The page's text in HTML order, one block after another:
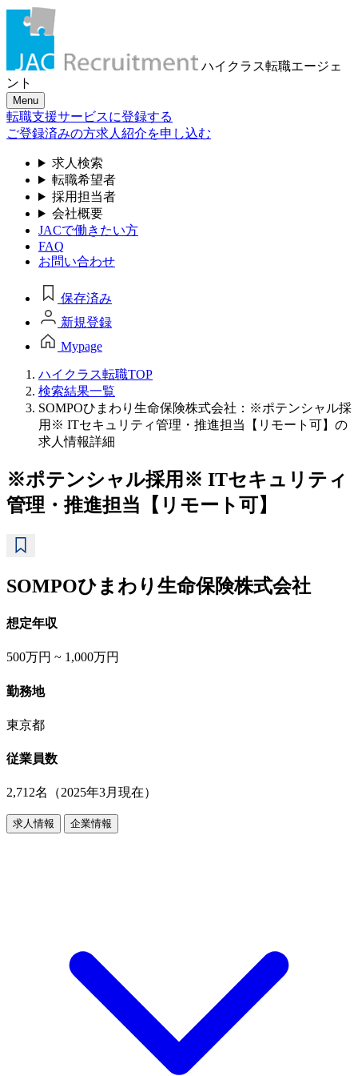
ハイクラス転職エージェ
ント
Menu
転職支援サービスに登録する
ご登録済みの方求人紹介を申し込む
求人検索
転職希望者
採用担当者
会社概要
JACで働きたい方
FAQ
お問い合わせ
保存済み
新規登録
Mypage
ハイクラス転職TOP
検索結果一覧
SOMPOひまわり生命保険株式会社：※ポテンシャル採
用※ ITセキュリティ管理・推進担当【リモート可】の
求人情報詳細
※ポテンシャル採用※ ITセキュリティ
管理・推進担当【リモート可】
SOMPOひまわり生命保険株式会社
想定年収
500万円 ~ 1,000万円
勤務地
東京都
従業員数
2,712名（2025年3月現在）
求人情報 企業情報